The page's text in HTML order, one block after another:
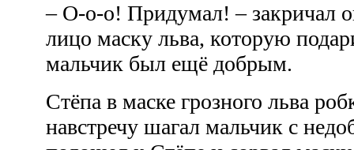
– О-о-о! Придумал! – закричал
лицо маску льва, которую
мальчик был ещё добрым.
Стёпа в маске грозного льва
навстречу шагал мальчик с